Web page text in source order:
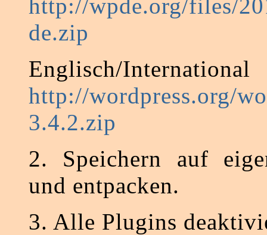
http://wpde.org/files/
de.zip
Englisch/International
http://wordpress.org/
3.4.2.zip
2. Speichern auf
und entpacken.
3. Alle Plugins